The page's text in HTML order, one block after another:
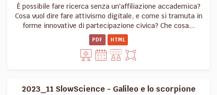
È possibile fare ricerca senza un'affiliazione accademica?
Cosa vuol dire fare attivismo digitale, e come si tramuta in
forme innovative di partecipazione civica? Che cosa...
PDF HTML
2023_11 SlowScience - Galileo e lo scorpione